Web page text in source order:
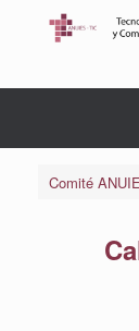
Comité